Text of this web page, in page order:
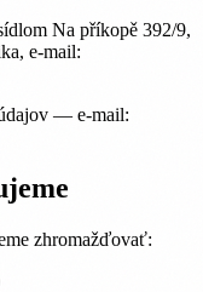
Na příkopě 392/9,
e-mail:
— e-mail:
zhromažďovať: